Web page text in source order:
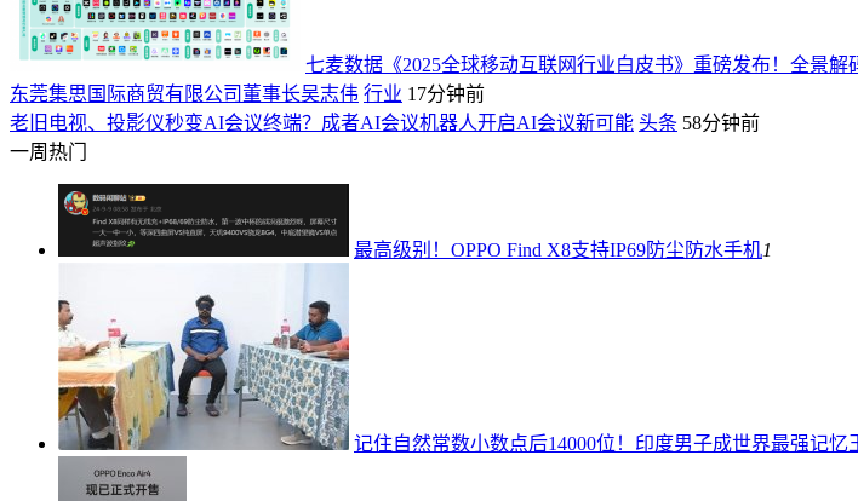
七麦数据《2025全球移动互联网行业白皮书》重磅发布！全景
东莞集思国际商贸有限公司董事长吴志伟 行业 17分钟前
老旧电视、投影仪秒变AI会议终端？成者AI会议机器人开启AI会议新可能 头条 58分钟前
一周热门
最高级别！OPPO Find X8支持IP69防尘防水手机1
记住自然常数小数点后14000位！印度男子成世界最强记忆